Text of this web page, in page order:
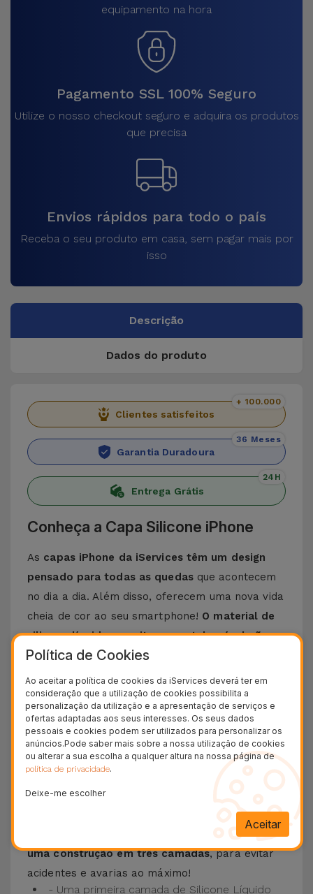
equipamento na hora
Pagamento SSL 100% Seguro
Utilize o nosso checkout seguro e adquira os produtos
que precisa
Envios rápidos para todo o país
Receba o seu produto em casa, sem pagar mais por
isso
Descrição
Dados do produto
Clientes satisfeitos
+ 100.000
Garantia Duradoura
36 Meses
Entrega Grátis
24H
Conheça a Capa Silicone iPhone
As capas iPhone da iServices têm um design
pensado para todas as quedasque acontecem
no dia a dia. Além disso, oferecem uma nova vida
cheia de cor ao seu smartphone! O material de
silicone líquido permite que o telemóvel não
escorregue da mão e é resistente a riscos
Esta Capa é compatível com os modelos
15, 14, 13, 12 entre outros bem como os mais
recentes modelos da Apple, o iPhone 16e
iPhone 17.
Proteção de 3 camadas com as Capas
Capas Silicone iPhone contam com
uma construção robusta e de qualidade, com
uma construção em três camadas, para evitar
acidentes e avarias ao máximo!
- Uma primeira camada de Silicone Líquido
Política de Cookies
Ao aceitar a política de cookies da iServices deverá ter em
consideração que a utilização de cookies possibilita a
personalização da utilização e a apresentação de serviços e
ofertas adaptadas aos seus interesses. Os seus dados
pessoais e cookies podem ser utilizados para personalizar os
anúncios.Pode saber mais sobre a nossa utilização de cookies
ou alterar a sua escolha a qualquer altura na nossa página de
política de privacidade.
Deixe-me escolher
Aceitar